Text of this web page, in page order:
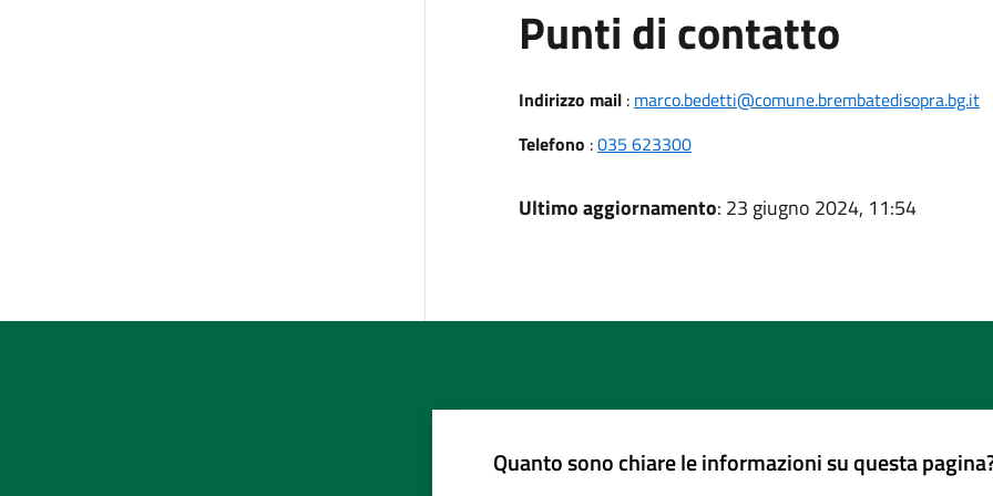
Punti di contatto
Indirizzo mail: marco.bedetti@comune.brembatedisopra.bg.it
Telefono :035 623300
Ultimo aggiornamento: 23 giugno 2024, 11:54
Quanto sono chiare le informazioni su questa